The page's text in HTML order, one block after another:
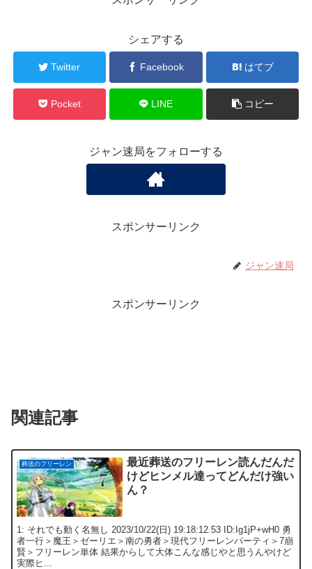
シェアする
Twitter Facebook はてブ
Pocket LINE コピー
ジャン速局をフォローする
スポンサーリンク
ジャン速局
スポンサーリンク
関連記事
葬送のフリーレン
最近葬送のフリーレン読んだんだ
けどヒンメル達ってどんだけ強い
ん？
1: それでも動く名無し 2023/10/22(日) 19:18:12.53 ID:Ig1jP+wH0 勇
者一行＞魔王＞ゼーリエ＞南の勇者＞現代フリーレンパーティ＞7崩
賢＞フリーレン単体 結果からして大体こんな感じやと思うんやけど
実際ヒ...